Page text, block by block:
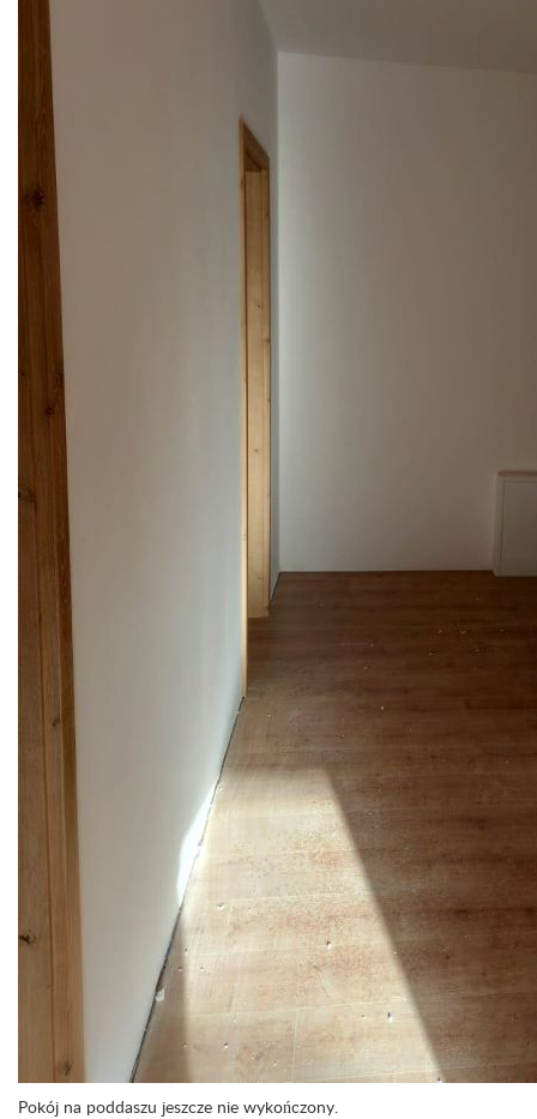
Pokój na poddaszu jeszcze nie wykończony.